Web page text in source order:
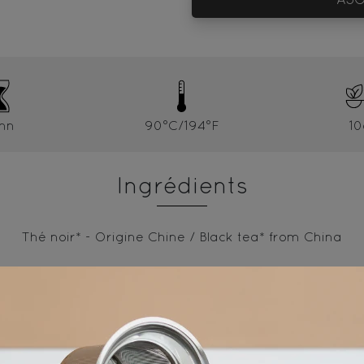
90°C/194°F
Ingrédients
Thé noir* - Origine Chine / Black tea* from China